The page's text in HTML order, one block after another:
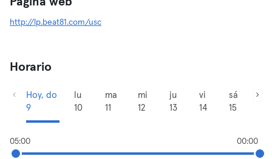
http://lp.beat81.com/usc
Horario
Hoy, do
9
lu
10
ma
11
mi
12
ju
13
vi
14
sá
15
05:00 00:00